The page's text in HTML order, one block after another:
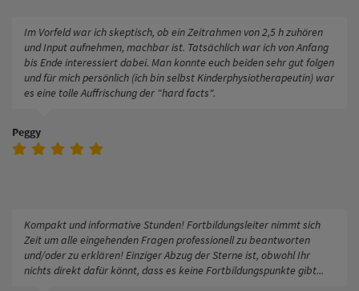
Im Vorfeld war ich skeptisch, ob ein Zeitrahmen von 2,5 h zuhören
und Input aufnehmen, machbar ist. Tatsächlich war ich von Anfang
bis Ende interessiert dabei. Man konnte euch beiden sehr gut folgen
und für mich persönlich (ich bin selbst Kinderphysiotherapeutin) war
es eine tolle Auffrischung der "hard facts".
Peggy
Kompakt und informative Stunden! Fortbildungsleiter nimmt sich
Zeit um alle eingehenden Fragen professionell zu beantworten
und/oder zu erklären! Einziger Abzug der Sterne ist, obwohl Ihr
nichts direkt dafür könnt, dass es keine Fortbildungspunkte gibt...